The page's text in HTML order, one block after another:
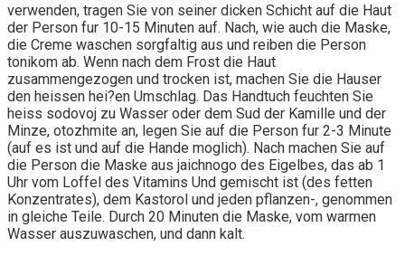
verwenden, tragen Sie von seiner dicken Schicht auf die Haut
der Person fur 10-15 Minuten auf. Nach, wie auch die Maske,
die Creme waschen sorgfaltig aus und reiben die Person
tonikom ab. Wenn nach dem Frost die Haut
zusammengezogen und trocken ist, machen Sie die Hauser
den heissen hei?en Umschlag. Das Handtuch feuchten Sie
heiss sodovoj zu Wasser oder dem Sud der Kamille und der
Minze, otozhmite an, legen Sie auf die Person fur 2-3 Minute
(auf es ist und auf die Hande moglich). Nach machen Sie auf
die Person die Maske aus jaichnogo des Eigelbes, das ab 1
Uhr vom Loffel des Vitamins Und gemischt ist (des fetten
Konzentrates), dem Kastorol und jeden pflanzen-, genommen
in gleiche Teile. Durch 20 Minuten die Maske, vom warmen
Wasser auszuwaschen, und dann kalt.